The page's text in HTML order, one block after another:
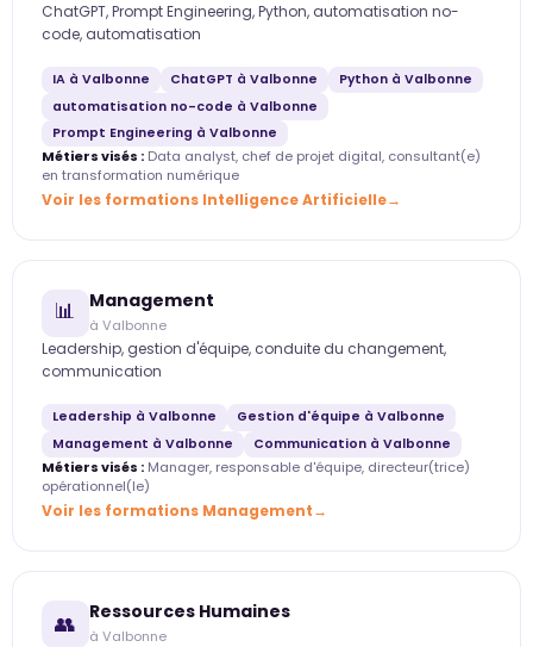
ChatGPT, Prompt Engineering, Python, automatisation no-
code, automatisation
IA à Valbonne ChatGPT à Valbonne
Python à Valbonne
automatisation no-code à Valbonne
Prompt Engineering à Valbonne
Métiers visés : Data analyst, chef de projet digital, consultant(e)
en transformation numérique
Voir les formations Intelligence Artificielle
📊 Management
à Valbonne
Leadership, gestion d'équipe, conduite du changement,
communication
Leadership à Valbonne
Gestion d'équipe à Valbonne
Management à Valbonne
Communication à Valbonne
Métiers visés : Manager, responsable d'équipe, directeur(trice)
opérationnel(le)
Voir les formations Management
👥 Ressources Humaines
à Valbonne